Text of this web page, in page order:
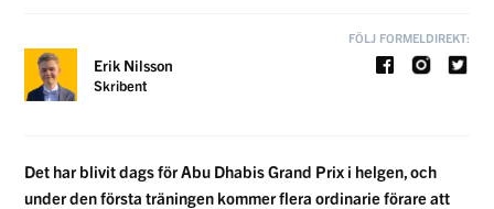
Erik Nilsson
Skribent
FÖLJ FORMELDIREKT:
Det har blivit dags för Abu Dhabis Grand Prix i helgen, och
under den första träningen kommer flera ordinarie förare att